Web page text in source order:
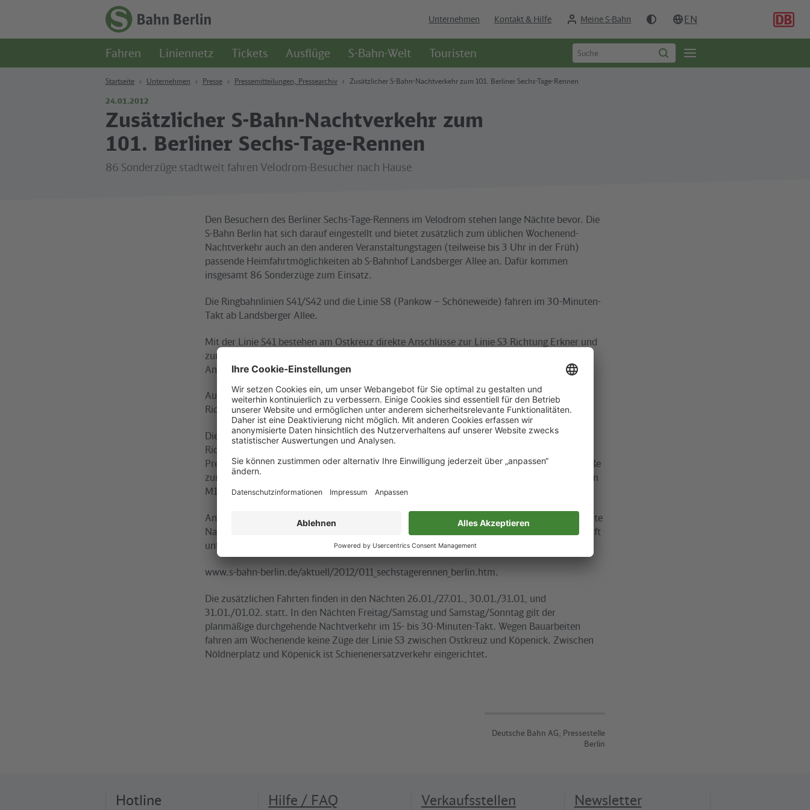
Zur
Startseite
-
S-
Bahn
Unternehmen Kontakt & Hilfe Meine S-Bahn EN
Fahren Liniennetz Tickets Ausflüge S-Bahn-Welt Touristen
Suchbegriff
eingeben
Suche
starten
Öffne
Seitennavigation
Startseite Unternehmen Presse Pressemitteilungen, Pressearchiv Zusätzlicher S-Bahn-Nachtverkehr zum 101. Berliner Sechs-Tage-Rennen
24.01.2012
Zusätzlicher S-Bahn-Nachtverkehr zum
101. Berliner Sechs-Tage-Rennen
86 Sonderzüge stadtweit fahren Velodrom-Besucher nach Hause
Den Besuchern des Berliner Sechs-Tage-Rennens im Velodrom stehen lange Nächte bevor. Die
S-Bahn Berlin hat sich darauf eingestellt und bietet zusätzlich zum üblichen Wochenend-
Nachtverkehr auch an den anderen Veranstaltungstagen (teilweise bis 3 Uhr in der Früh)
passende Heimfahrtmöglichkeiten ab S-Bahnhof Landsberger Allee an. Dafür kommen
insgesamt 86 Sonderzüge zum Einsatz.
Die Ringbahnlinien S41/S42 und die Linie S8 (Pankow – Schöneweide) fahren im 30-Minuten-
Takt ab Landsberger Allee.
Mit der Linie S41 bestehen am Ostkreuz direkte Anschlüsse zur Linie S3 Richtung Erkner und
zur Linie S5 Richtung Friedrichstraße, Westkreuz und Spandau. In Schöneberg warten
Anschlusszüge der Linie S1 über Rathaus Steglitz nach Zehlendorf.
Auf der Linie S42 gibt es an der Greifswalder Straße direkte Anschlüsse zur Metrotram M4
Richtung Falkenberg und an der Prenzlauer Allee zur Metrotram M2 Richtung Am Steinberg.
Die Linie S8 Richtung Süden erreicht in Schöneweide die Anschlüsse zur Metrotram M17
Richtung Tierpark, Karlshorst und Gehrenseestraße. In nördlicher Fahrtrichtung bestehen in
Prenzlauer Allee Anschlüsse zur Metrotram M2 Richtung Am Steinberg, in Bornholmer Straße
zur Metrotram M13 Richtung Seestraße und Virchow-Klinikum und in Pankow zur Metrotram
M1 Richtung Niederschönhausen.
An den meisten Bahnhöfen der zusätzlich verkehrenden S-Bahnen gibt es zudem abgestimmte
Nachtbusanschlüsse. Die genauen Abfahrtszeiten sind in der elektronischen Fahrplanauskunft
unter www.s-bahn-berlin.de abrufbar. Als Download erhältlich unter:
www.s-bahn-berlin.de/aktuell/2012/011_sechstagerennen_berlin.htm.
Die zusätzlichen Fahrten finden in den Nächten 26.01./27.01., 30.01./31.01, und
31.01./01.02. statt. In den Nächten Freitag/Samstag und Samstag/Sonntag gilt der
planmäßige durchgehende Nachtverkehr im 15- bis 30-Minuten-Takt. Wegen Bauarbeiten
fahren am Wochenende keine Züge der Linie S3 zwischen Ostkreuz und Köpenick. Zwischen
Nöldnerplatz und Köpenick ist Schienenersatzverkehr eingerichtet.
Deutsche Bahn AG, Pressestelle
Berlin
Hotline Hilfe / FAQ Verkaufsstellen Newsletter